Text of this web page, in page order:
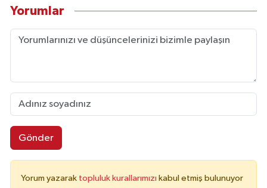
Yorumlar
Gönder
Yorum yazarak topluluk kurallarımızı kabul etmiş bulunuyor